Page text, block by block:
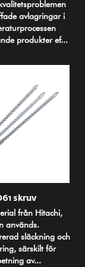
avlagringar i
produkter ef...
skruv
från Hitachi,
används.
släckning och
särskilt för
av...